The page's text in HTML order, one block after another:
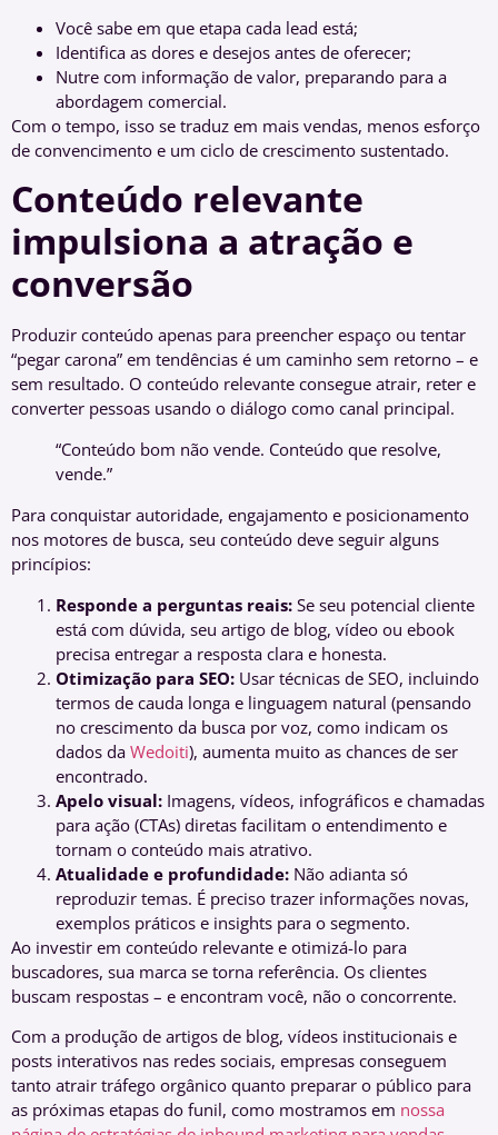
Você sabe em que etapa cada lead está;
Identifica as dores e desejos antes de oferecer;
Nutre com informação de valor, preparando para a
abordagem comercial.
Com o tempo, isso se traduz em mais vendas, menos esforço
de convencimento e um ciclo de crescimento sustentado.
Conteúdo relevante
impulsiona a atração e
conversão
Produzir conteúdo apenas para preencher espaço ou tentar
“pegar carona” em tendências é um caminho sem retorno – e
sem resultado. O conteúdo relevante consegue atrair, reter e
converter pessoas usando o diálogo como canal principal.
“Conteúdo bom não vende. Conteúdo que resolve,
vende.”
Para conquistar autoridade, engajamento e posicionamento
nos motores de busca, seu conteúdo deve seguir alguns
princípios:
Responde a perguntas reais: Se seu potencial cliente
está com dúvida, seu artigo de blog, vídeo ou ebook
precisa entregar a resposta clara e honesta.
Otimização para SEO: Usar técnicas de SEO, incluindo
termos de cauda longa e linguagem natural (pensando
no crescimento da busca por voz, como indicam os
dados da Wedoiti), aumenta muito as chances de ser
encontrado.
Apelo visual: Imagens, vídeos, infográficos e chamadas
para ação (CTAs) diretas facilitam o entendimento e
tornam o conteúdo mais atrativo.
Atualidade e profundidade: Não adianta só
reproduzir temas. É preciso trazer informações novas,
exemplos práticos e insights para o segmento.
Ao investir em conteúdo relevante e otimizá-lo para
buscadores, sua marca se torna referência. Os clientes
buscam respostas – e encontram você, não o concorrente.
Com a produção de artigos de blog, vídeos institucionais e
posts interativos nas redes sociais, empresas conseguem
tanto atrair tráfego orgânico quanto preparar o público para
as próximas etapas do funil, como mostramos em nossa